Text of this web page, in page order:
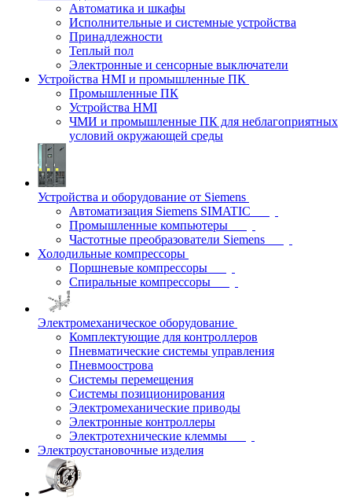
Автоматика и шкафы
Исполнительные и системные устройства
Принадлежности
Теплый пол
Электронные и сенсорные выключатели
Устройства HMI и промышленные ПК
Промышленные ПК
Устройства HMI
ЧМИ и промышленные ПК для неблагоприятных
условий окружающей среды
Устройства и оборудование от Siemens
Автоматизация Siemens SIMATIC
Промышленные компьютеры
Частотные преобразователи Siemens
Холодильные компрессоры
Поршневые компрессоры
Спиральные компрессоры
Электромеханическое оборудование
Комплектующие для контроллеров
Пневматические системы управления
Пневмоострова
Системы перемещения
Системы позиционирования
Электромеханические приводы
Электронные контроллеры
Электротехнические клеммы
Электроустановочные изделия